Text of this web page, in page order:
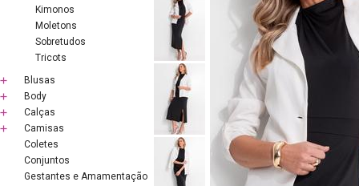
Kimonos
Moletons
Sobretudos
Tricots
Blusas
Body
Calças
Camisas
Coletes
Conjuntos
Gestantes e Amamentação